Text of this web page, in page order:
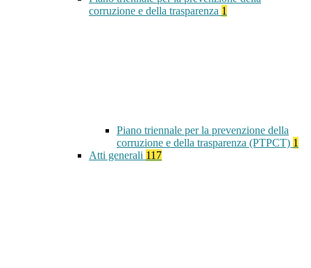
corruzione e della trasparenza 1
Piano triennale per la prevenzione della
corruzione e della trasparenza (PTPCT) 1
Atti generali 117